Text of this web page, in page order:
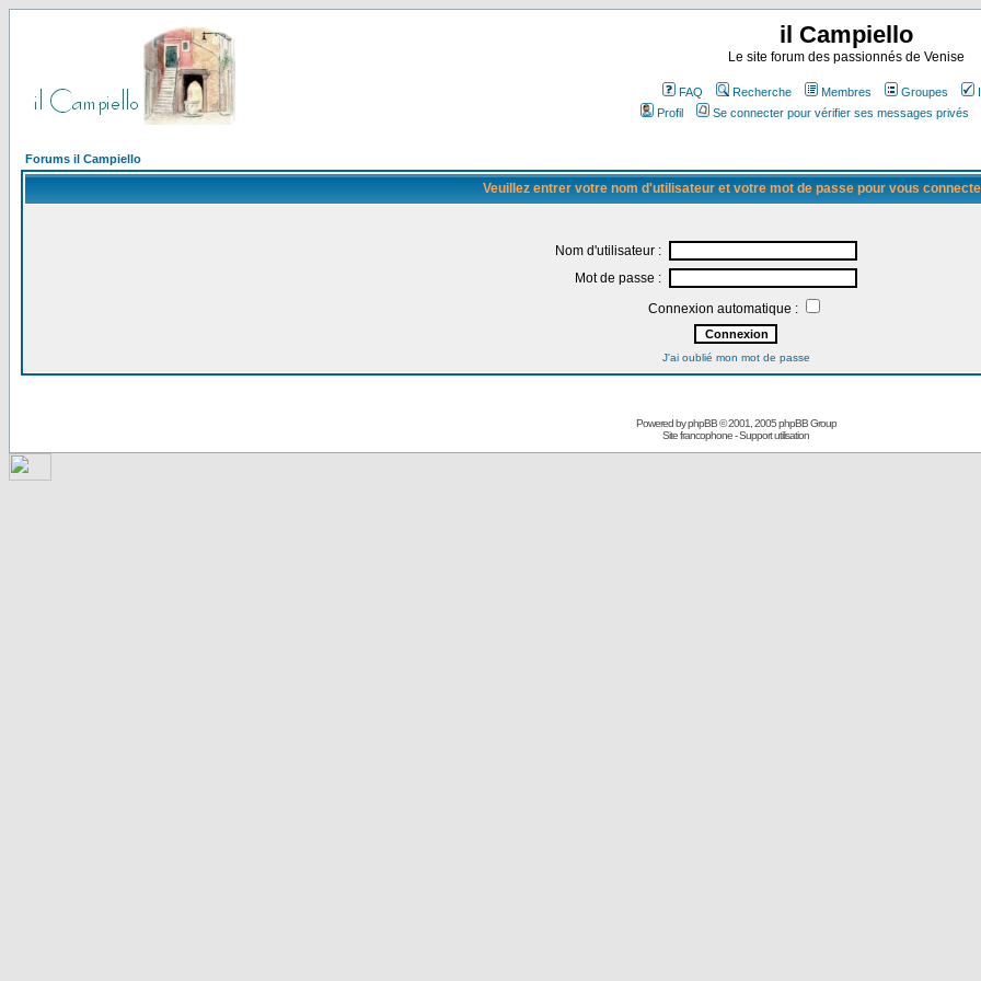
il Campiello
Le site forum des passionnés de Venise
FAQ Recherche Membres Groupes
Profil
Se connecter pour vérifier ses messages privés
Forums il Campiello
Veuillez entrer votre nom d'utilisateur et votre mot de passe pour vous
Nom d'utilisateur :
Mot de passe :
Connexion automatique :
J'ai oublié mon mot de passe
Powered byphpBB© 2001, 2005 phpBB Group
Site francophone-Support utilisation